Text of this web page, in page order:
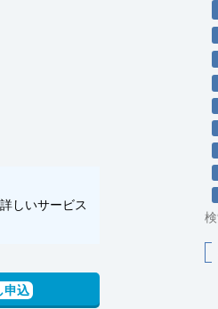
しいサービス
申込